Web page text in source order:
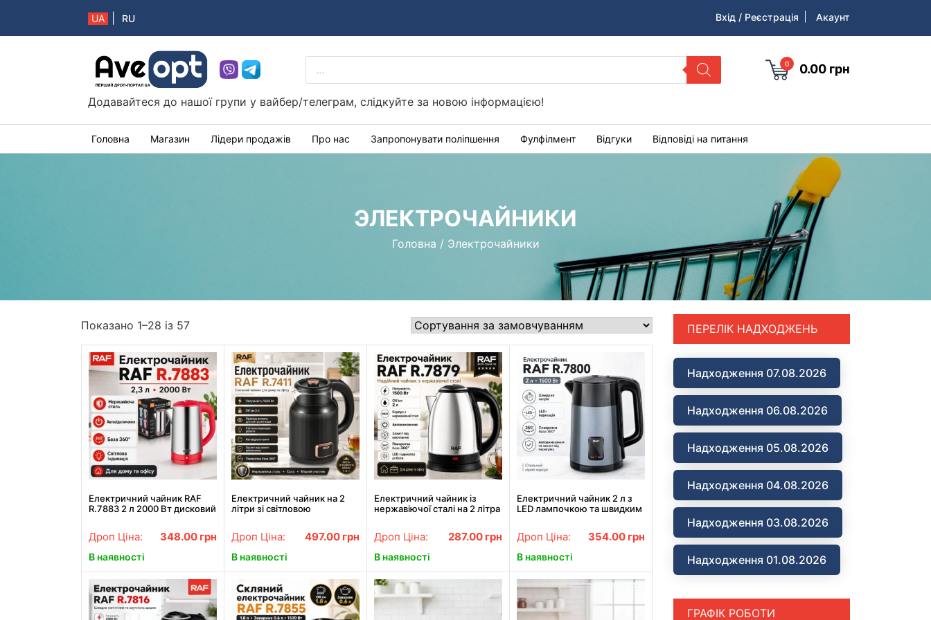
UA RU Вхід / Реєстрація Акаунт
Aveopt – оптова дропшипінг платформа в Україні
PRODUCTS
SEARCH
0 0.00 грн
Додавайтеся до нашої групи у вайбер/телеграм, слідкуйте за новою інформацією!
Головна Магазин Лідери продажів Про нас Запропонувати поліпшення Фулфілмент Відгуки Відповіді на питання
ЭЛЕКТРОЧАЙНИКИ
Головна / Электрочайники
Показано 1–28 із 57
Електричний чайник RAF
R.7883 2 л 2000 Вт дисковий
і поворотною базою 360°
Дроп Ціна: 348.00 грн
В наявності
Електричний чайник на 2
літри зі світловою
1500W
Дроп Ціна: 497.00 грн
В наявності
Електричний чайник із
нержавіючої сталі на 2 літра
Дроп Ціна: 287.00 грн
В наявності
Електричний чайник 2 л з
LED лампочкою та швидким
Дроп Ціна: 354.00 грн
В наявності
ПЕРЕЛІК НАДХОДЖЕНЬ
Надходження 07.08.2026
Надходження 06.08.2026
Надходження 05.08.2026
Надходження 04.08.2026
Надходження 03.08.2026
Надходження 01.08.2026
ГРАФІК РОБОТИ